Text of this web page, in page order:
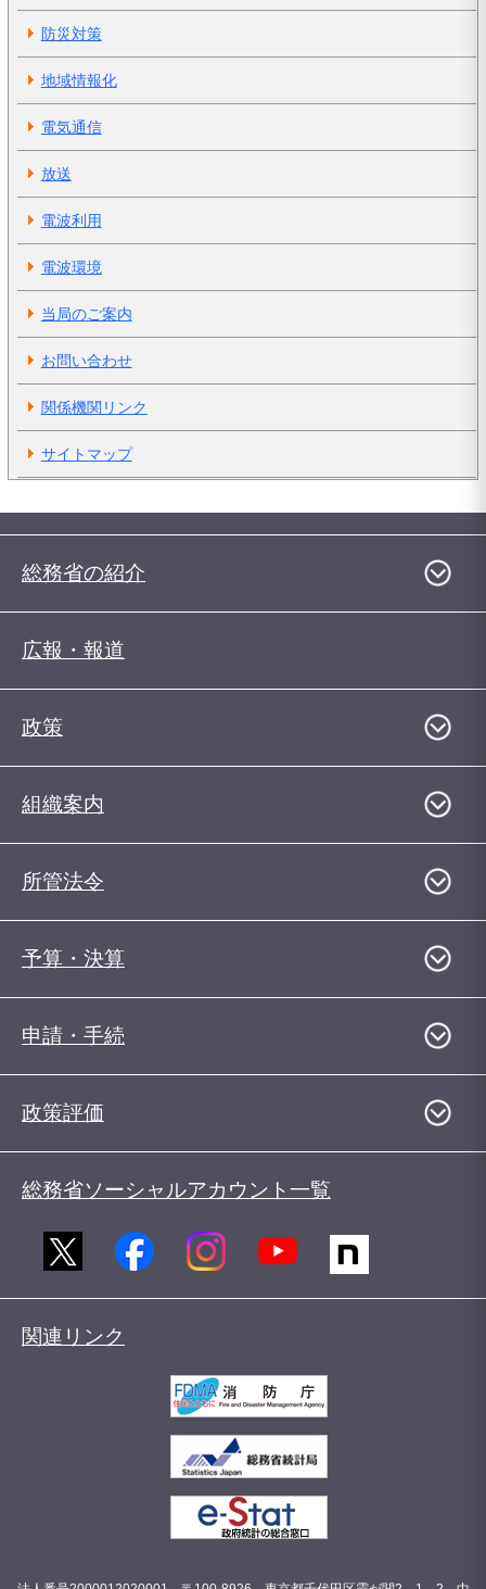
防災対策
地域情報化
電気通信
放送
電波利用
電波環境
当局のご案内
お問い合わせ
関係機関リンク
サイトマップ
総務省の紹介
広報・報道
政策
組織案内
所管法令
予算・決算
申請・手続
政策評価
総務省ソーシャルアカウント一覧
関連リンク